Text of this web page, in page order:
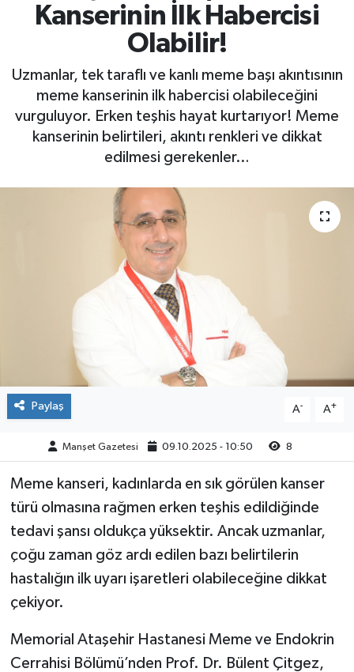
Kanserinin İlk Habercisi
Olabilir!
Uzmanlar, tek taraflı ve kanlı meme başı akıntısının
meme kanserinin ilk habercisi olabileceğini
vurguluyor. Erken teşhis hayat kurtarıyor! Meme
kanserinin belirtileri, akıntı renkleri ve dikkat
edilmesi gerekenler…
Paylaş A- A+
Manşet Gazetesi 09.10.2025 - 10:50 8
Meme kanseri, kadınlarda en sık görülen kanser
türü olmasına rağmen erken teşhis edildiğinde
tedavi şansı oldukça yüksektir. Ancak uzmanlar,
çoğu zaman göz ardı edilen bazı belirtilerin
hastalığın ilk uyarı işaretleri olabileceğine dikkat
çekiyor.
Memorial Ataşehir Hastanesi Meme ve Endokrin
Cerrahisi Bölümü’nden Prof. Dr. Bülent Çitgez,
Yaşam